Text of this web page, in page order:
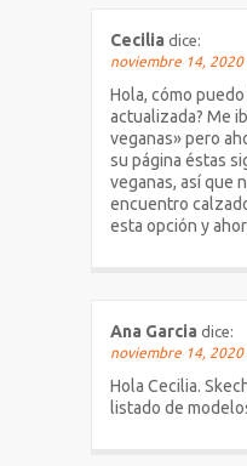
Cecilia dice:
noviembre 14, 2020
Hola, cómo
actualizada? Me
veganas» pero
su página éstas
veganas, así que
encuentro
esta opción y
Ana Garcia dice:
noviembre 14, 2020
Hola Cecilia.
listado de